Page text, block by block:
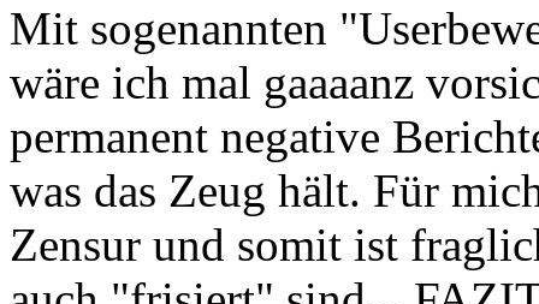
Mit sogenannten
wäre ich mal gaaaanz
permanent negative
was das Zeug hält. Für
Zensur und somit ist